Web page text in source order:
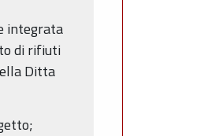
integrata
di rifiuti
Ditta